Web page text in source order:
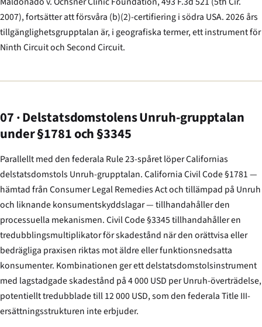
2007), fortsätter att försvåra (b)(2)-certifiering i södra USA. 2026 års
tillgänglighets­grupptalan är, i geografiska termer, ett instrument för
Ninth Circuit och Second Circuit.
07 · Delstatsdomstolens Unruh-grupptalan
under §1781 och §3345
Parallellt med den federala Rule 23-spåret löper Californias
delstatsdomstols Unruh-grupptalan. California Civil Code §1781 —
hämtad från Consumer Legal Remedies Act och tillämpad på Unruh
och liknande konsumentskyddslagar — tillhandahåller den
processuella mekanismen. Civil Code §3345 tillhandahåller en
tredubblings­multiplikator för skadestånd när den orättvisa eller
bedrägliga praxisen riktas mot äldre eller funktionsnedsatta
konsumenter. Kombinationen ger ett delstatsdomstols­instrument
med lagstadgade skadestånd på 4 000 USD per Unruh-överträdelse,
potentiellt tredubblade till 12 000 USD, som den federala Title III-
ersättningsstrukturen inte erbjuder.